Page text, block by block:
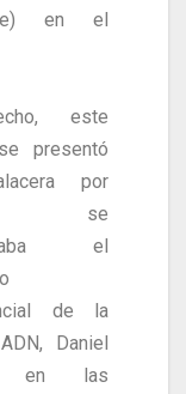
en el
este
presentó
por
se
el
de la
Daniel
en las